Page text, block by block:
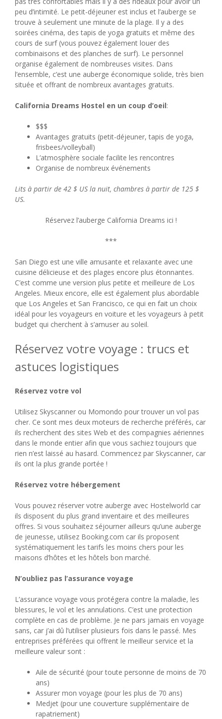
peu d’intimité. Le petit-déjeuner est inclus et l’auberge se
trouve à seulement une minute de la plage. Il y a des
soirées cinéma, des tapis de yoga gratuits et même des
cours de surf (vous pouvez également louer des
combinaisons et des planches de surf). Le personnel
organise également de nombreuses visites. Dans
l’ensemble, c’est une auberge économique solide, très bien
située et offrant de nombreux avantages gratuits.
California Dreams Hostel en un coup d’oeil:
$$$
Avantages gratuits (petit-déjeuner, tapis de yoga,
frisbees/volleyball)
L’atmosphère sociale facilite les rencontres
Organise de nombreux événements
Lits à partir de 42 $ US la nuit, chambres à partir de 125 $
US.
Réservez l’auberge California Dreams ici !
***
San Diego est une ville amusante et relaxante avec une
cuisine délicieuse et des plages encore plus étonnantes.
C’est comme une version plus petite et meilleure de Los
Angeles. Mieux encore, elle est également plus abordable
que Los Angeles et San Francisco, ce qui en fait un choix
idéal pour les voyageurs en voiture et les voyageurs à petit
budget qui cherchent à s’amuser au soleil.
Réservez votre voyage : trucs et
astuces logistiques
Réservez votre vol
Utilisez Skyscanner ou Momondo pour trouver un vol pas
cher. Ce sont mes deux moteurs de recherche préférés, car
ils recherchent des sites Web et des compagnies aériennes
dans le monde entier afin que vous sachiez toujours que
rien n’est laissé au hasard. Commencez par Skyscanner, car
ils ont la plus grande portée !
Réservez votre hébergement
Vous pouvez réserver votre auberge avec Hostelworld car
ils disposent du plus grand inventaire et des meilleures
offres. Si vous souhaitez séjourner ailleurs qu’une auberge
de jeunesse, utilisez Booking.com car ils proposent
systématiquement les tarifs les moins chers pour les
maisons d’hôtes et les hôtels bon marché.
N’oubliez pas l’assurance voyage
L’assurance voyage vous protégera contre la maladie, les
blessures, le vol et les annulations. C’est une protection
complète en cas de problème. Je ne pars jamais en voyage
sans, car j’ai dû l’utiliser plusieurs fois dans le passé. Mes
entreprises préférées qui offrent le meilleur service et la
meilleure valeur sont :
Aile de sécurité (pour toute personne de moins de 70
ans)
Assurer mon voyage (pour les plus de 70 ans)
Medjet (pour une couverture supplémentaire de
rapatriement)